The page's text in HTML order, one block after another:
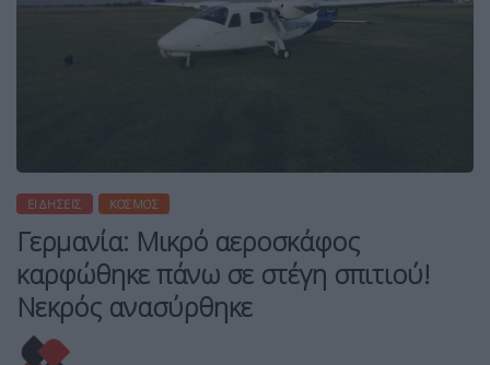
ΕΙΔΉΣΕΙΣ ΚΌΣΜΟΣ
Γερμανία: Μικρό αεροσκάφος
καρφώθηκε πάνω σε στέγη σπιτιού!
Νεκρός ανασύρθηκε